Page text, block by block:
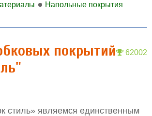
Напольные покрытия
62002
покрытий
стиль» являемся единственным